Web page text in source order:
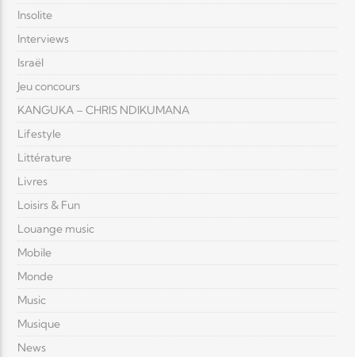
Insolite
Interviews
Israël
Jeu concours
KANGUKA – CHRIS NDIKUMANA
Lifestyle
Littérature
Livres
Loisirs & Fun
Louange music
Mobile
Monde
Music
Musique
News